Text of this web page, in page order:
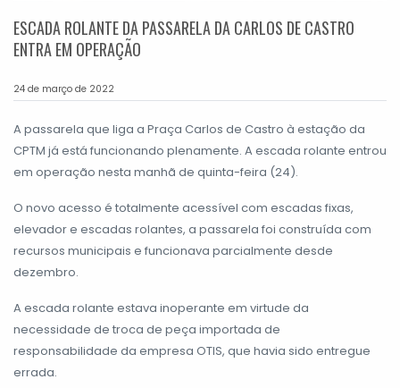
ESCADA ROLANTE DA PASSARELA DA CARLOS DE CASTRO
ENTRA EM OPERAÇÃO
24 de março de 2022
A passarela que liga a Praça Carlos de Castro à estação da
CPTM já está funcionando plenamente. A escada rolante entrou
em operação nesta manhã de quinta-feira (24).
O novo acesso é totalmente acessível com escadas fixas,
elevador e escadas rolantes, a passarela foi construída com
recursos municipais e funcionava parcialmente desde
dezembro.
A escada rolante estava inoperante em virtude da
necessidade de troca de peça importada de
responsabilidade da empresa OTIS, que havia sido entregue
errada.